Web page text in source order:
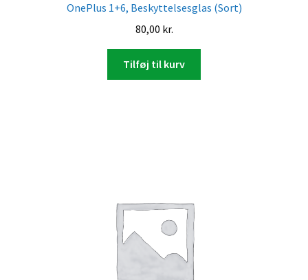
OnePlus 1+6, Beskyttelsesglas (Sort)
80,00 kr.
Tilføj til kurv